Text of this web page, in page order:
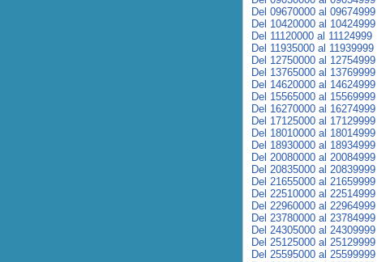
Del 09670000 al 09674999
Del 10420000 al 10424999
Del 11120000 al 11124999
Del 11935000 al 11939999
Del 12750000 al 12754999
Del 13765000 al 13769999
Del 14620000 al 14624999
Del 15565000 al 15569999
Del 16270000 al 16274999
Del 17125000 al 17129999
Del 18010000 al 18014999
Del 18930000 al 18934999
Del 20080000 al 20084999
Del 20835000 al 20839999
Del 21655000 al 21659999
Del 22510000 al 22514999
Del 22960000 al 22964999
Del 23780000 al 23784999
Del 24305000 al 24309999
Del 25125000 al 25129999
Del 25595000 al 25599999